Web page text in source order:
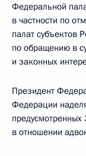
Федеральной
в частности по
палат субъектов
по обращению в
и законных
Президент
Федерации
в отношении